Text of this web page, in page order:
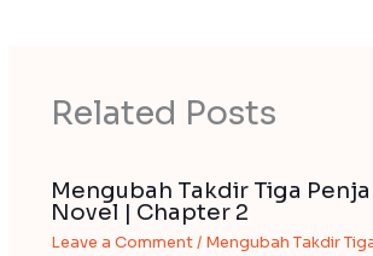
Related Posts
Mengubah Takdir Tiga
Novel | Chapter 2
Leave a Comment / Mengubah Takdir